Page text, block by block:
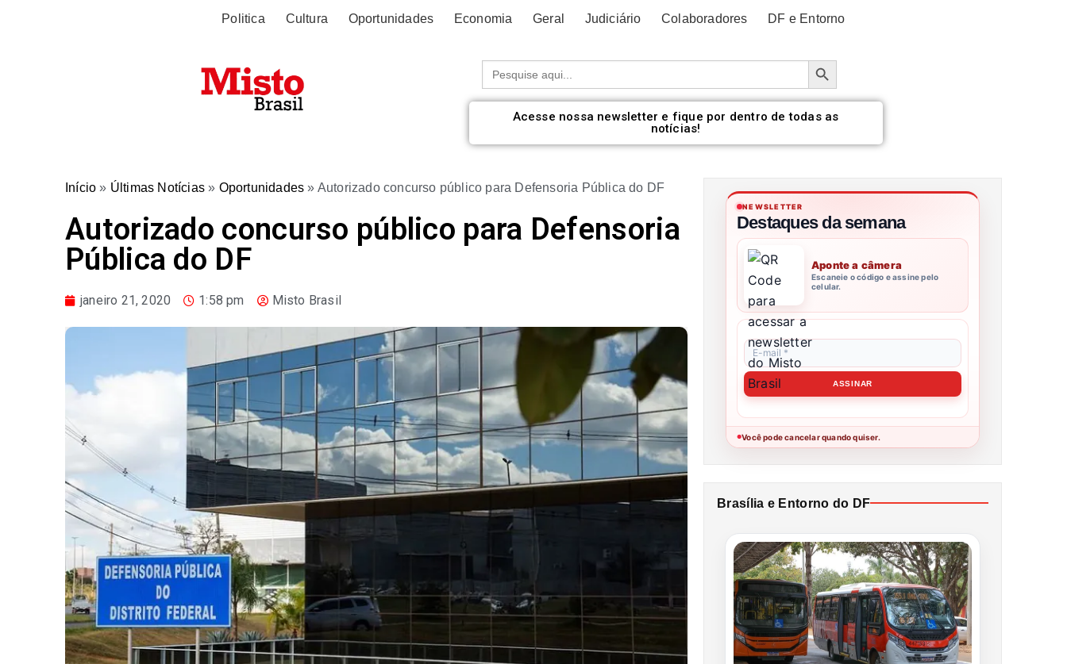
Politica Cultura Oportunidades Economia Geral Judiciário Colaboradores DF e Entorno
Procurar: Botão de pesquisa
Acesse nossa newsletter e fique por dentro de todas as
notícias!
Início » Últimas Notícias » Oportunidades » Autorizado concurso público para Defensoria Pública do DF
Autorizado concurso público para Defensoria
Pública do DF
janeiro 21, 2020 1:58 pm Misto Brasil
NEWSLETTER
Destaques da semana
Aponte a câmera
Escaneie o código e assine pelo
celular.
●Você pode cancelar quando quiser.
Brasília e Entorno do DF